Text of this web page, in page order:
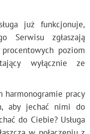
już funkcjonuje,
Serwisu zgłaszają
poziom
wyłącznie ze
harmonogramie pracy
aby jechać nimi do
do Ciebie? Usługa